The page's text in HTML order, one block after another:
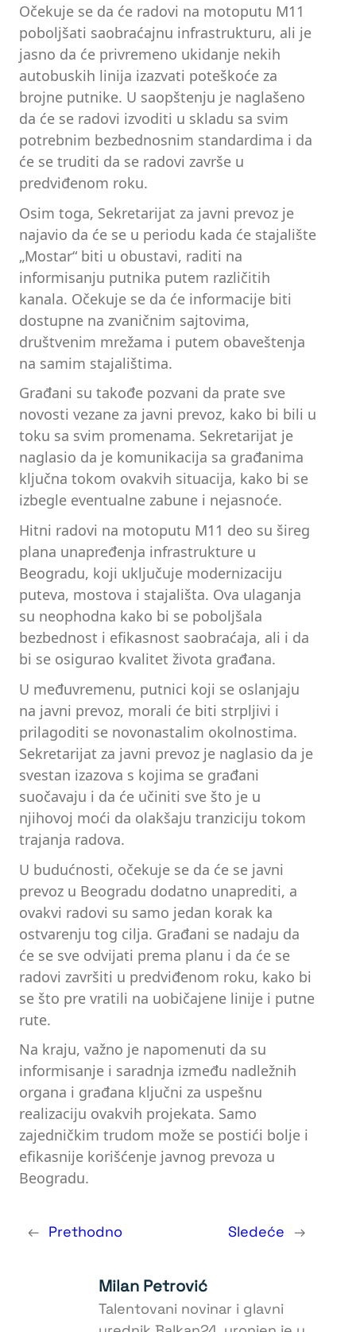
Očekuje se da će radovi na motoputu M11
poboljšati saobraćajnu infrastrukturu, ali je
jasno da će privremeno ukidanje nekih
autobuskih linija izazvati poteškoće za
brojne putnike. U saopštenju je naglašeno
da će se radovi izvoditi u skladu sa svim
potrebnim bezbednosnim standardima i da
će se truditi da se radovi završe u
predviđenom roku.
Osim toga, Sekretarijat za javni prevoz je
najavio da će se u periodu kada će stajalište
„Mostar“ biti u obustavi, raditi na
informisanju putnika putem različitih
kanala. Očekuje se da će informacije biti
dostupne na zvaničnim sajtovima,
društvenim mrežama i putem obaveštenja
na samim stajalištima.
Građani su takođe pozvani da prate sve
novosti vezane za javni prevoz, kako bi bili u
toku sa svim promenama. Sekretarijat je
naglasio da je komunikacija sa građanima
ključna tokom ovakvih situacija, kako bi se
izbegle eventualne zabune i nejasnoće.
Hitni radovi na motoputu M11 deo su šireg
plana unapređenja infrastrukture u
Beogradu, koji uključuje modernizaciju
puteva, mostova i stajališta. Ova ulaganja
su neophodna kako bi se poboljšala
bezbednost i efikasnost saobraćaja, ali i da
bi se osigurao kvalitet života građana.
U međuvremenu, putnici koji se oslanjaju
na javni prevoz, morali će biti strpljivi i
prilagoditi se novonastalim okolnostima.
Sekretarijat za javni prevoz je naglasio da je
svestan izazova s kojima se građani
suočavaju i da će učiniti sve što je u
njihovoj moći da olakšaju tranziciju tokom
trajanja radova.
U budućnosti, očekuje se da će se javni
prevoz u Beogradu dodatno unaprediti, a
ovakvi radovi su samo jedan korak ka
ostvarenju tog cilja. Građani se nadaju da
će se sve odvijati prema planu i da će se
radovi završiti u predviđenom roku, kako bi
se što pre vratili na uobičajene linije i putne
rute.
Na kraju, važno je napomenuti da su
informisanje i saradnja između nadležnih
organa i građana ključni za uspešnu
realizaciju ovakvih projekata. Samo
zajedničkim trudom može se postići bolje i
efikasnije korišćenje javnog prevoza u
Beogradu.
← Prethodno Sledeće →
Milan Petrović
Talentovani novinar i glavni